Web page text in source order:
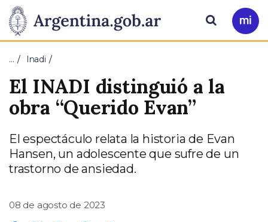
Presidencia
de
la
Nación
Pasar al contenido principal
Ir
a
Buscar
… Inadi
El INADI distinguió a la
obra “Querido Evan”
El espectáculo relata la historia de Evan
Hansen, un adolescente que sufre de un
trastorno de ansiedad.
08 de agosto de 2023